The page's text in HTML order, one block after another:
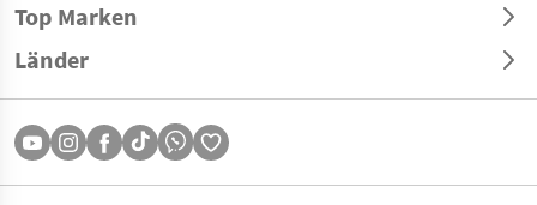
Top Marken
Länder